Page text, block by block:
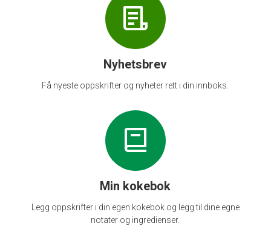
Nyhetsbrev
Få nyeste oppskrifter og nyheter rett i din innboks.
Min kokebok
Legg oppskrifter i din egen kokebok og legg til dine egne
notater og ingredienser.